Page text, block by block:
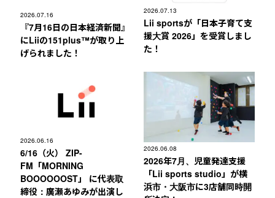
2026.07.16
『7月16日の日本経済新聞』
にLiiの151plus™︎が取り上
げられました！
2026.07.13
Lii sportsが「日本子育て支
援大賞 2026」を受賞しまし
た！
2026.06.16
6/16（火） ZIP-
FM「MORNING
BOOOOOOST」 に代表取
締役：廣瀬あゆみが出演し
2026.06.08
2026年7月、児童発達支援
「Lii sports studio」が横
浜市・大阪市に3店舗同時開